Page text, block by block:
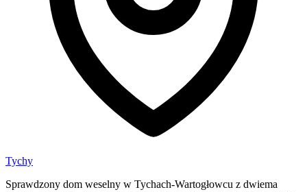
Tychy
Sprawdzony dom weselny w Tychach-Wartogłowcu z dwiema